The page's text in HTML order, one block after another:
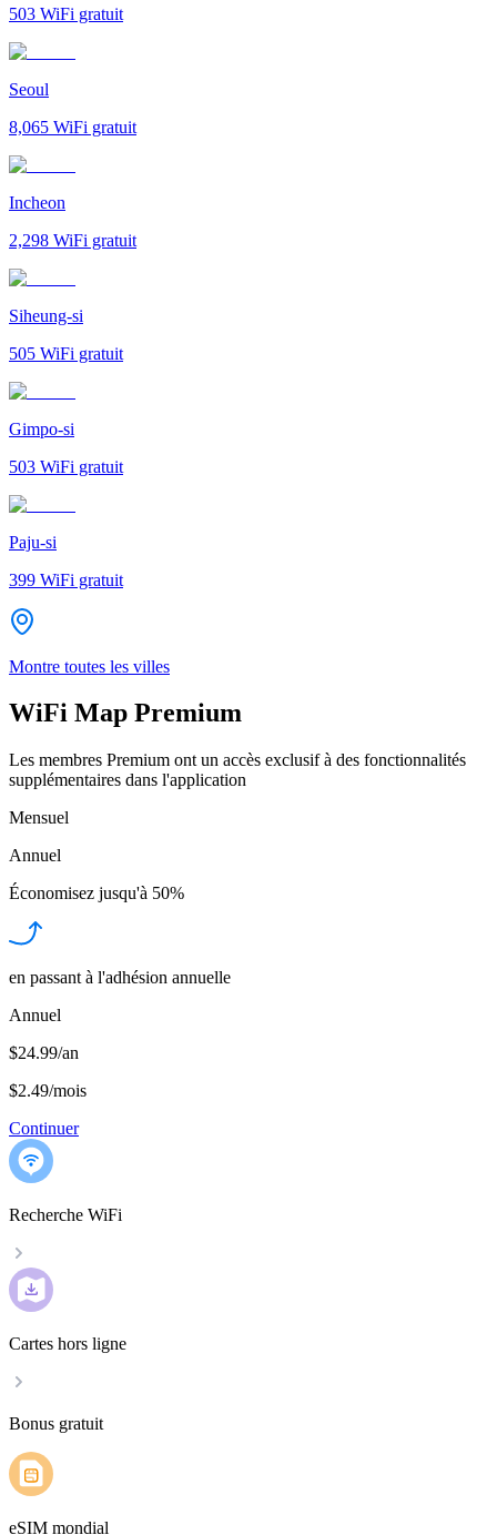
503 WiFi gratuit
Seoul
8,065 WiFi gratuit
Incheon
2,298 WiFi gratuit
Siheung-si
505 WiFi gratuit
Gimpo-si
503 WiFi gratuit
Paju-si
399 WiFi gratuit
Montre toutes les villes
WiFi Map Premium
Les membres Premium ont un accès exclusif à des fonctionnalités
supplémentaires dans l'application
Mensuel
Annuel
Économisez jusqu'à 50%
en passant à l'adhésion annuelle
Annuel
$24.99/an
$2.49/mois
Continuer
Recherche WiFi
Cartes hors ligne
Bonus gratuit
eSIM mondial